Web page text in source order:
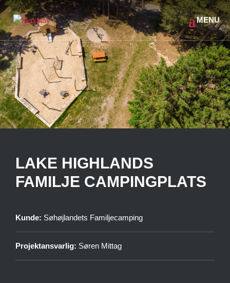
LAKE HIGHLANDS
FAMILJE CAMPINGPLATS
Kunde: Søhøjlandets Familjecamping
Projektansvarlig: Søren Mittag